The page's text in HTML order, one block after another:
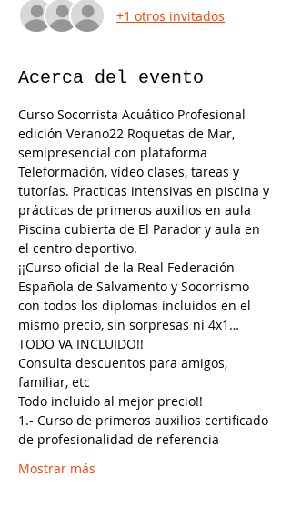
+1 otros invitados
Acerca del evento
Curso Socorrista Acuático Profesional
edición Verano22 Roquetas de Mar,
semipresencial con plataforma
Teleformación, vídeo clases, tareas y
tutorías. Practicas intensivas en piscina y
prácticas de primeros auxilios en aula
Piscina cubierta de El Parador y aula en
el centro deportivo.
¡¡Curso oficial de la Real Federación
Española de Salvamento y Socorrismo
con todos los diplomas incluidos en el
mismo precio, sin sorpresas ni 4x1…
TODO VA INCLUIDO!!
Consulta descuentos para amigos,
familiar, etc
Todo incluido al mejor precio!!
1.- Curso de primeros auxilios certificado
de profesionalidad de referencia
Mostrar más